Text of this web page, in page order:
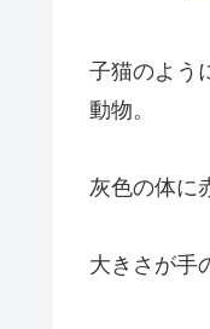
子猫のよう
動物。
灰色の体に
大きさが手